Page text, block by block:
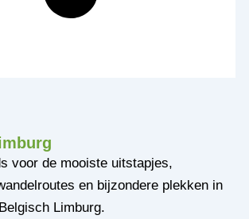
voor de mooiste uitstapjes,
en bijzondere plekken in
Limburg.